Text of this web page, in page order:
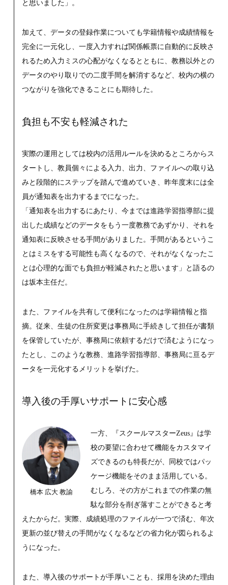
と思いました」。
加えて、データの登録作業についても学籍情報や成績情報を
完全に一元化し、一度入力すれば関係帳票に自動的に反映さ
れるため入力ミスの心配がなくなるとともに、教務以外との
データのやり取りでの二度手間を解消するなど、校内の横の
つながりを強化できることにも期待した。
負担も不安も軽減された
実際の運用としては校内の活用ルールを決めるところからス
タートし、教員個々による入力、出力、ファイルへの取り込
みと段階的にステップを踏んで進めていき、昨年度末には全
員が通知表を出力するまでになった。
「通知表を出力するにあたり、今までは進路学習指導部に提
出した成績などのデータをもう一度教務であずかり、それを
通知表に反映させる手間がありました。手間があるというこ
とはミスをする可能性も高くなるので、それがなくなったこ
とは心理的な面でも負担が軽減されたと思います」と語るの
は坂本主任だ。
また、ファイルを共有して便利になったのは学籍情報と指
摘。従来、生徒の住所変更は事務局に手続きして担任が書類
を保管していたが、事務局に依頼するだけで済むようになっ
たとし、このような教務、進路学習指導部、事務局に亘るデ
ータを一元化するメリットを挙げた。
導入後の手厚いサポートに安心感
橋本 広大 教諭
一方、『スクールマスターZeus』は学
校の要望に合わせて機能をカスタマイ
ズできるのも特長だが、同校ではパッ
ケージ機能をそのまま活用している。
むしろ、その方がこれまでの作業の無
駄な部分を削ぎ落すことができると考
えたからだ。実際、成績処理のファイルが一つで済む、年次
更新の並び替えの手間がなくなるなどの省力化が図られるよ
うになった。
また、導入後のサポートが手厚いことも、採用を決めた理由